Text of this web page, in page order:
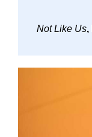
Not Like Us,